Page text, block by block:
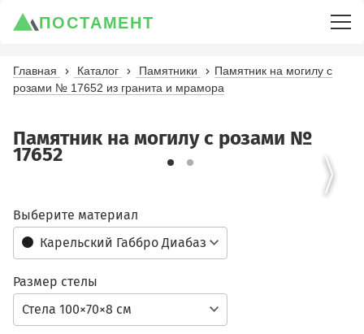
ПОСТАМЕНТ
Главная Каталог Памятники
Памятник на могилу с
розами № 17652 из гранита и мрамора
Памятник на могилу с розами №
17652
Карельский Габбро Диабаз
Выберите материал
Стела 100×70×8 см
Размер стелы